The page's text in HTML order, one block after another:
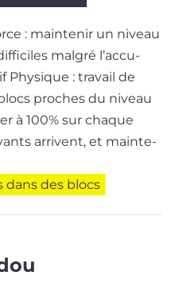
: main­te­nir un niveau
mal­gré l’ac­cu­
Physique : tra­vail de
proches du niveau
à 100% sur chaque
arrivent, et main­te­
dans des blocs